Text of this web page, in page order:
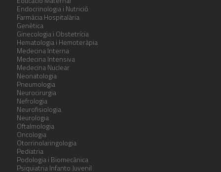
Endocrinologia i Nutrició
Farmàcia Hospitalària
Genètica
Ginecologia i Obstetrícia
Hematologia i Hemoteràpia
Medecina Interna
Medecina Intensiva
Medecina Nuclear
Neonatologia
Pneumologia
Neurocirurgia
Nefrologia
Neurofisiologia
Neurologia
Oftalmologia
Oncologia
Otorrinolaringologia
Pediatria
Podologia i Biomecànica
Psiquiatria Infanto Juvenil